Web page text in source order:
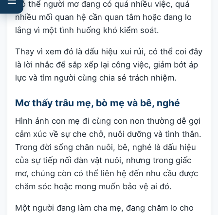
Có thể người mơ đang có quá nhiều việc, quá
nhiều mối quan hệ cần quan tâm hoặc đang lo
lắng vì một tình huống khó kiểm soát.
Thay vì xem đó là dấu hiệu xui rủi, có thể coi đây
là lời nhắc để sắp xếp lại công việc, giảm bớt áp
lực và tìm người cùng chia sẻ trách nhiệm.
Mơ thấy trâu mẹ, bò mẹ và bê, nghé
Hình ảnh con mẹ đi cùng con non thường dễ gợi
cảm xúc về sự che chở, nuôi dưỡng và tình thân.
Trong đời sống chăn nuôi, bê, nghé là dấu hiệu
của sự tiếp nối đàn vật nuôi, nhưng trong giấc
mơ, chúng còn có thể liên hệ đến nhu cầu được
chăm sóc hoặc mong muốn bảo vệ ai đó.
Một người đang làm cha mẹ, đang chăm lo cho